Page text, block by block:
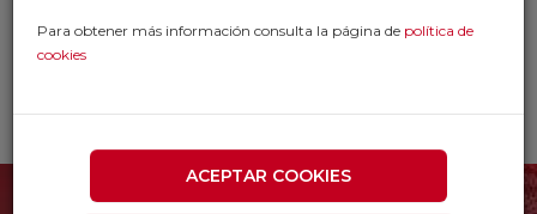
FERRETERIA AUTOMOVIL FONTANERIA
PRODUCTOS AUTOMOVIL
Para obtener más información consulta la página de política de
cookies
ACEPTAR COOKIES